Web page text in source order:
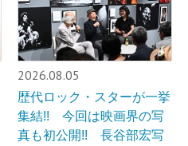
2026.08.05
歴代ロック・スターが一挙
集結!! 今回は映画界の写
真も初公開!! 長谷部宏写